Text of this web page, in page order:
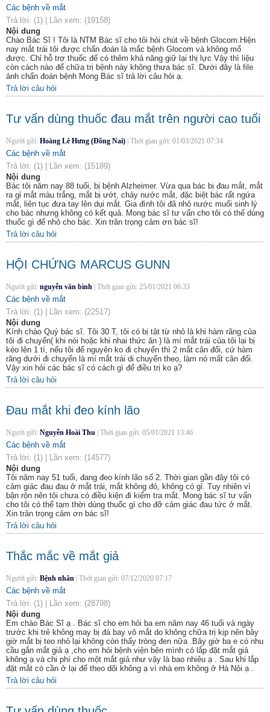
Các bệnh về mắt
Trả lời: (1) | Lần xem: (19158)
Nội dung
Chào Bác Sĩ ! Tôi là NTM Bác sĩ cho tôi hỏi chút về bệnh Glocom.Hiện
nay mắt trái tôi được chẩn đoán là mắc bệnh Glocom và không mổ
được. Chỉ hỗ trợ thuốc để có thêm khả năng giữ lại thị lực Vậy thì liệu
còn cách nào để chữa trị bệnh này không thưa bác sĩ. Dưới đây là file
ảnh chẩn đoán bệnh Mong Bác sĩ trả lời câu hỏi ạ.
Trả lời câu hỏi
Tư vấn dùng thuốc đau mắt trên người cao tuổi
Người gửi: Hoàng Lê Hưng (Đồng Nai) | Thời gian gửi: 01/03/2021 07:34
Các bệnh về mắt
Trả lời: (1) | Lần xem: (15189)
Nội dung
Bác tôi năm nay 88 tuổi, bị bệnh Alzheimer. Vừa qua bác bị đau mắt, mắt
ra gỉ mắt màu trắng, mắt bị ướt, chảy nước mắt, đặc biệt bác rất ngứa
mắt, liên tục đưa tay lên dụi mắt. Gia đình tôi đã nhỏ nước muối sinh lý
cho bác nhưng không có kết quả. Mong bác sĩ tư vấn cho tôi có thể dùng
thuốc gì để nhỏ cho bác. Xin trân trọng cảm ơn bác sĩ!
Trả lời câu hỏi
HỘI CHỨNG MARCUS GUNN
Người gửi: nguyễn văn bình | Thời gian gửi: 25/01/2021 06:33
Các bệnh về mắt
Trả lời: (1) | Lần xem: (22517)
Nội dung
Kính chào Quý bác sĩ. Tôi 30 T, tôi có bị tật từ nhỏ là khi hàm răng của
tôi đi chuyển( khi nói hoặc khi nhai thức ăn ) là mí mắt trái của tôi lại bị
kéo lên 1 tí, nếu tôi để nguyên ko đi chuyển thì 2 mắt cân đối, cứ hàm
răng dưới đi chuyển là mí mắt trái di chuyển theo, làm nó mất cân đối.
Vậy xin hỏi các bác sĩ có cách gì để điều trị ko ạ?
Trả lời câu hỏi
Đau mắt khi đeo kính lão
Người gửi: Nguyễn Hoài Thu | Thời gian gửi: 05/01/2021 13:46
Các bệnh về mắt
Trả lời: (1) | Lần xem: (14577)
Nội dung
Tôi năm nay 51 tuổi, đang đeo kính lão số 2. Thời gian gần đây tôi có
cảm giác đau đau ở mắt trái, mắt không đỏ, không có gỉ. Tuy nhiên vì
bận rộn nên tôi chưa có điều kiện đi kiểm tra mắt. Mong bác sĩ tư vấn
cho tôi có thể tạm thời dùng thuốc gì cho đỡ cảm giác đau tức ở mắt.
Xin trân trọng cảm ơn bác sĩ!
Trả lời câu hỏi
Thắc mắc về mắt giả
Người gửi: Bệnh nhân | Thời gian gửi: 07/12/2020 07:17
Các bệnh về mắt
Trả lời: (1) | Lần xem: (28798)
Nội dung
Em chào Bác Sĩ ạ . Bác sĩ cho em hỏi ba em năm nay 46 tuổi và ngày
trước khi trẻ không may bị đá bay vô mắt do không chữa trị kịp nên bây
giờ mắt bị teo nhỏ lại không còn thấy tròng đen nữa .Bây giờ ba e có nhu
cầu gắn mắt giả ạ ,cho em hỏi bệnh viện bên mình có lắp đặt mắt giả
không ạ và chi phí cho một mắt giả như vậy là bao nhiêu ạ . Sau khi lắp
đặt mắt có cần ở lại để theo dõi không ạ vì nhà em không ở Hà Nội ạ .
Trả lời câu hỏi